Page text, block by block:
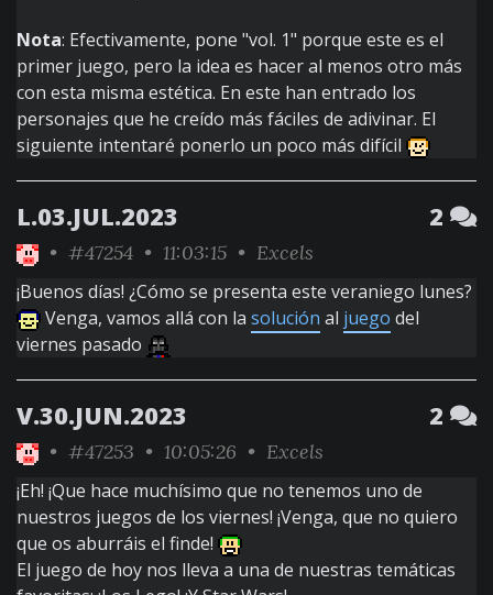
Nota: Efectivamente, pone "vol. 1" porque este es el
primer juego, pero la idea es hacer al menos otro más
con esta misma estética. En este han entrado los
personajes que he creído más fáciles de adivinar. El
siguiente intentaré ponerlo un poco más difícil
L.03.JUL.2023 2
• #47254 • 11:03:15 • Excels
¡Buenos días! ¿Cómo se presenta este veraniego lunes?
Venga, vamos allá con la solución al juego del
viernes pasado
V.30.JUN.2023 2
• #47253 • 10:05:26 • Excels
¡Eh! ¡Que hace muchísimo que no tenemos uno de
nuestros juegos de los viernes! ¡Venga, que no quiero
que os aburráis el finde!
El juego de hoy nos lleva a una de nuestras temáticas